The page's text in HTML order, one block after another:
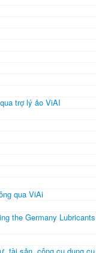
trợ lý ảo ViAI
qua ViAi
the Germany Lubricants